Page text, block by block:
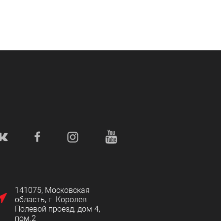
141075, Московская
область, г. Королев
Полевой проезд, дом 4,
пом.2